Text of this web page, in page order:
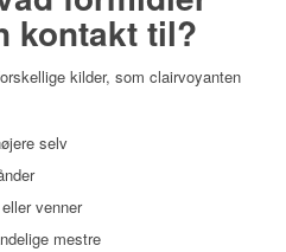
kontakt til?
kilder, som clairvoyanten
selv
venner
mestre